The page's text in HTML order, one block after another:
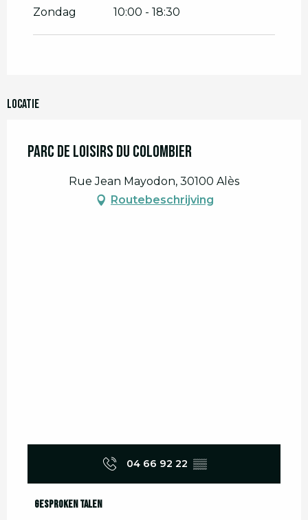
Zondag 10:00 - 18:30
Locatie
Parc de loisirs du Colombier
Rue Jean Mayodon, 30100 Alès
Routebeschrijving
04 66 92 22 ▒▒
Gesproken talen
Gesproken talen